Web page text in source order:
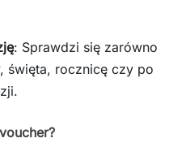
: Sprawdzi się zarówno
święta, rocznicę czy po